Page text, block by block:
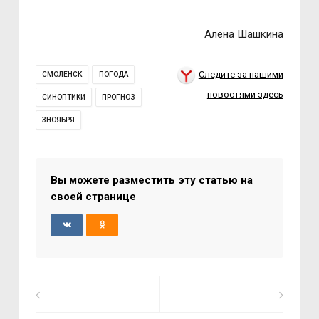
Алена Шашкина
СМОЛЕНСК ПОГОДА
СИНОПТИКИ ПРОГНОЗ
3НОЯБРЯ
Следите за нашими
новостями здесь
Вы можете разместить эту статью на
своей странице